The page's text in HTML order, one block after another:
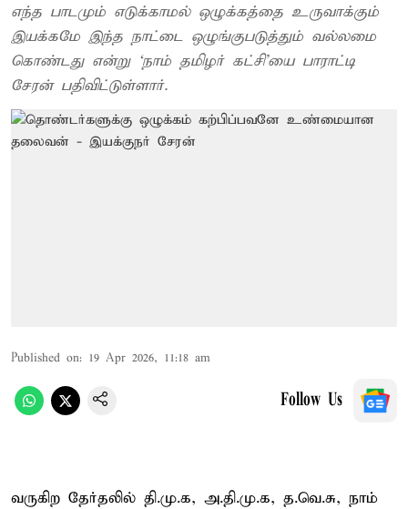
எந்த பாடமும் எடுக்காமல் ஒழுக்கத்தை உருவாக்கும்
இயக்கமே இந்த நாட்டை ஒழுங்குபடுத்தும் வல்லமை
கொண்டது என்று ‘நாம் தமிழர் கட்சி’யை பாராட்டி
சேரன் பதிவிட்டுள்ளார்.
Published on: 19 Apr 2026, 11:18 am
Follow Us
வருகிற தேர்தலில் தி.மு.க, அ.தி.மு.க, த.வெ.சு, நாம்